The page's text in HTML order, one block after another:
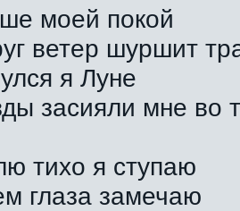
моей покой
ветер шуршит
я Луне
засияли мне во
тихо я ступаю
глаза замечаю